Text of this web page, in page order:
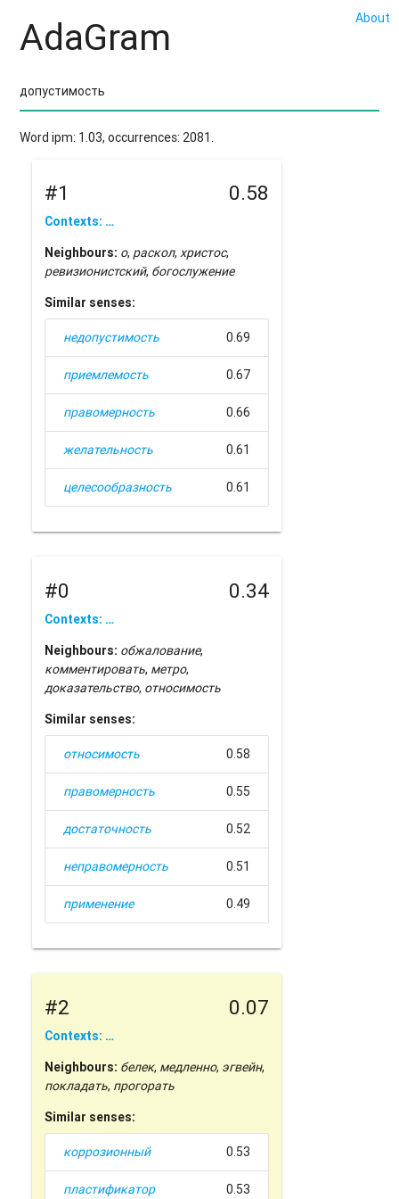
About
AdaGram
Word ipm: 1.03, occurrences: 2081.
#1 0.58
Contexts: …
Neighbours: о, раскол,христос,
ревизионистский, богослужение
Similar senses:
недопустимость 0.69
приемлемость 0.67
правомерность 0.66
желательность 0.61
целесообразность 0.61
#0 0.34
Contexts: …
Neighbours: обжалование,
комментировать, метро,
доказательство, относимость
Similar senses:
относимость 0.58
правомерность 0.55
достаточность 0.52
неправомерность 0.51
применение 0.49
#2 0.07
Contexts: …
Neighbours: белек, медленно, эгвейн,
покладать, прогорать
Similar senses:
коррозионный 0.53
пластификатор 0.53